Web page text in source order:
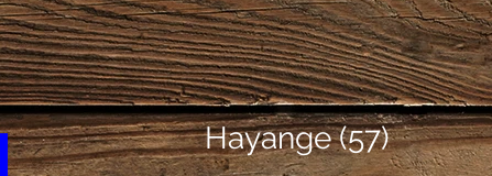
Hayange (57)